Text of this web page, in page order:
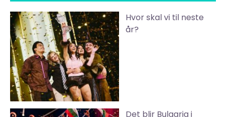
Hvor skal vi til neste
år?
Det blir Bulgaria i